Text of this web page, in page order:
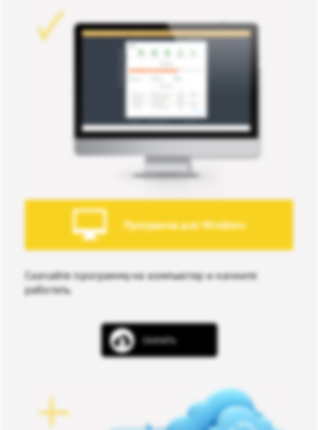
Программа для Windows
Скачайте программу на компьютер и начните
работать.
СКАЧАТЬ